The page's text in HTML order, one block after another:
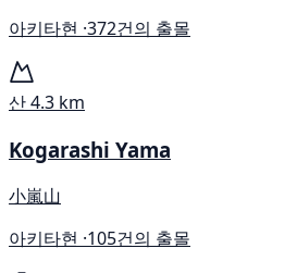
아키타현 ·372건의 출몰
산4.3 km
Kogarashi Yama
小嵐山
아키타현 ·105건의 출몰